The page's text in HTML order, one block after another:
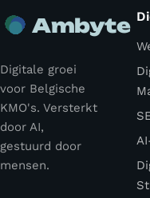
Ambyte
Digitale groei
voor Belgische
KMO's. Versterkt
door AI,
gestuurd door
mensen.